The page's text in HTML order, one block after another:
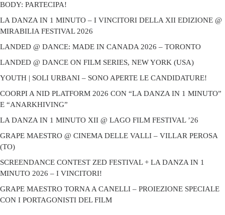
BODY: PARTECIPA!
LA DANZA IN 1 MINUTO – I VINCITORI DELLA XII EDIZIONE @
MIRABILIA FESTIVAL 2026
LANDED @ DANCE: MADE IN CANADA 2026 – TORONTO
LANDED @ DANCE ON FILM SERIES, NEW YORK (USA)
YOUTH | SOLI URBANI – SONO APERTE LE CANDIDATURE!
COORPI A NID PLATFORM 2026 CON “LA DANZA IN 1 MINUTO”
E “ANARKHIVING”
LA DANZA IN 1 MINUTO XII @ LAGO FILM FESTIVAL ’26
GRAPE MAESTRO @ CINEMA DELLE VALLI – VILLAR PEROSA
(TO)
SCREENDANCE CONTEST ZED FESTIVAL + LA DANZA IN 1
MINUTO 2026 – I VINCITORI!
GRAPE MAESTRO TORNA A CANELLI – PROIEZIONE SPECIALE
CON I PORTAGONISTI DEL FILM